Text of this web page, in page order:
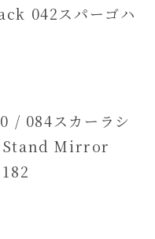
042スパーゴハ
/ 084スカーラシ
Mirror